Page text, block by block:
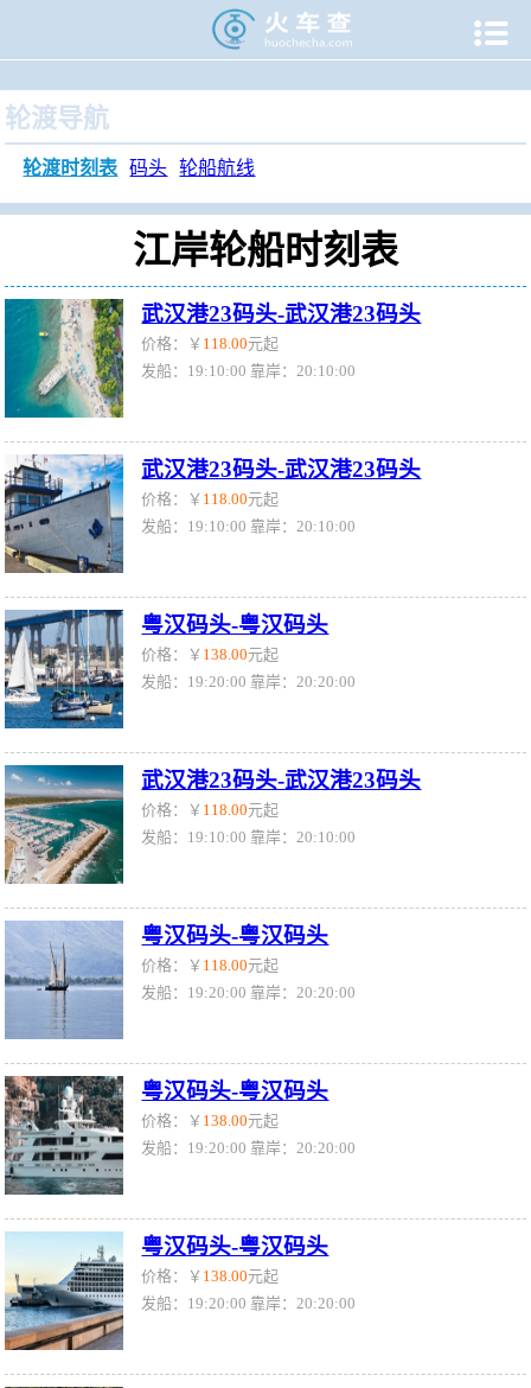

轮渡导航
轮渡时刻表 码头 轮船航线
江岸轮船时刻表
武汉港23码头-武汉港23码头
价格：￥ 118.00元起
发船：19:10:00 靠岸：20:10:00
武汉港23码头-武汉港23码头
价格：￥ 118.00元起
发船：19:10:00 靠岸：20:10:00
粤汉码头-粤汉码头
价格：￥ 138.00元起
发船：19:20:00 靠岸：20:20:00
武汉港23码头-武汉港23码头
价格：￥ 118.00元起
发船：19:10:00 靠岸：20:10:00
粤汉码头-粤汉码头
价格：￥ 118.00元起
发船：19:20:00 靠岸：20:20:00
粤汉码头-粤汉码头
价格：￥ 138.00元起
发船：19:20:00 靠岸：20:20:00
粤汉码头-粤汉码头
价格：￥ 138.00元起
发船：19:20:00 靠岸：20:20:00